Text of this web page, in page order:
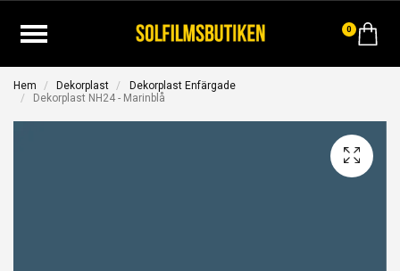
0
Hem Dekorplast
Dekorplast Enfärgade
Dekorplast NH24 - Marinblå